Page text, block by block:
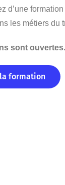
d’une
les métiers du
sont ouvertes.
formation